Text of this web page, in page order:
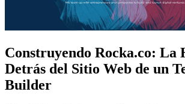
Construyendo Rocka.co: La
Detrás del Sitio Web de un
Builder